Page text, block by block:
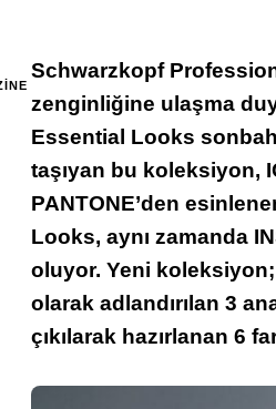
Schwarzkopf
zenginliğine ulaşma
Essential Looks
taşıyan bu koleksiyon,
PANTONE’den
Looks, aynı zamanda
oluyor. Yeni
olarak adlandırılan 3
çıkılarak hazırlanan 6